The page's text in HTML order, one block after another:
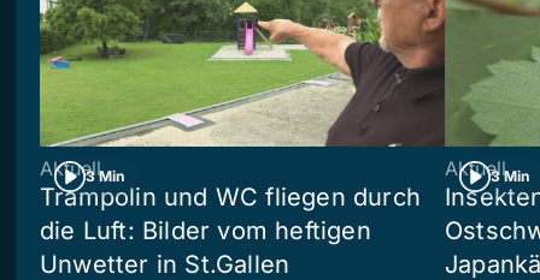
3 Min
Aktuell
Trampolin und WC fliegen durch
die Luft: Bilder vom heftigen
Unwetter in St.Gallen
3 Min
Aktuell